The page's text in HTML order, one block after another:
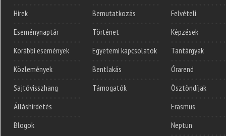
Hírek
Eseménynaptár
Korábbi események
Közlemények
Sajtóvisszhang
Álláshirdetés
Blogok
Bemutatkozás
Történet
Egyetemi kapcsolatok
Bentlakás
Támogatók
Felvételi
Képzések
Tantárgyak
Órarend
Ösztöndíjak
Erasmus
Neptun